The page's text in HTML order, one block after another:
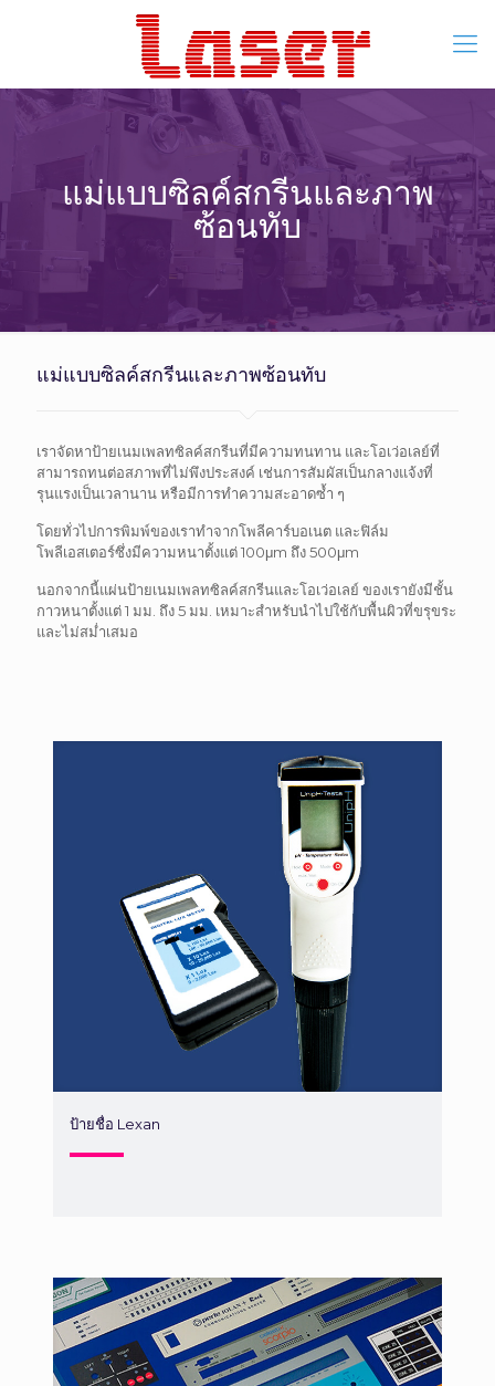
แม่แบบซิลค์สกรีนและภาพ
ซ้อนทับ
แม่แบบซิลค์สกรีนและภาพซ้อนทับ
เราจัดหาป้ายเนมเพลทซิลค์สกรีนที่มีความทนทาน และโอเว่อเลย์ที่
สามารถทนต่อสภาพที่ไม่พึงประสงค์ เช่นการสัมผัสเป็นกลางแจ้งที่
รุนแรงเป็นเวลานาน หรือมีการทำความสะอาดซ้ำ ๆ
โดยทั่วไปการพิมพ์ของเราทำจากโพลีคาร์บอเนต และฟิล์ม
โพลีเอสเตอร์ซึ่งมีความหนาตั้งแต่ 100μm ถึง 500μm
นอกจากนี้แผ่นป้ายเนมเพลทซิลค์สกรีนและโอเว่อเลย์ ของเรายังมีชั้น
กาวหนาตั้งแต่ 1 มม. ถึง 5 มม. เหมาะสำหรับนำไปใช้กับพื้นผิวที่ขรุขระ
และไม่สม่ำเสมอ
ป้ายชื่อ Lexan